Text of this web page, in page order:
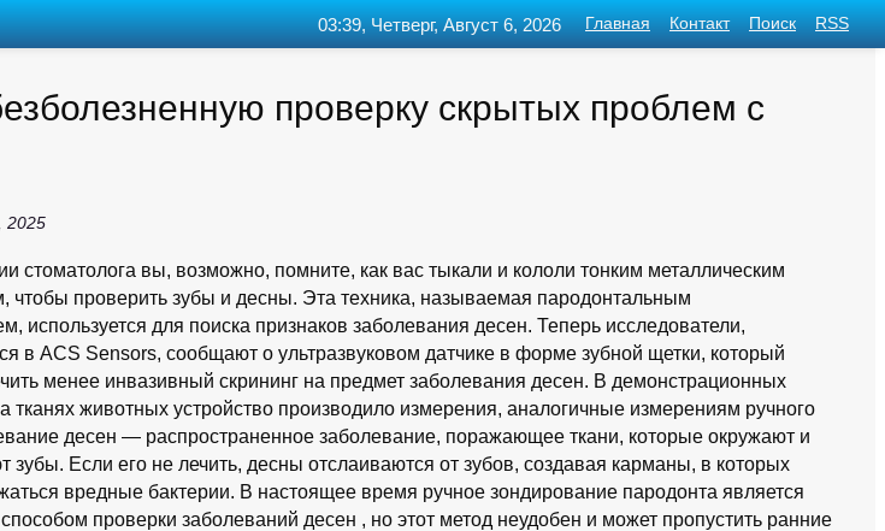
проверку скрытых проблем с
2025
стоматолога вы, возможно, помните, как вас тыкали и кололи тонким металлическим
чтобы проверить зубы и десны. Эта техника, называемая пародонтальным
используется для поиска признаков заболевания десен. Теперь исследователи,
в ACS Sensors, сообщают о ультразвуковом датчике в форме зубной щетки, который
менее инвазивный скрининг на предмет заболевания десен. В демонстрационных
тканях животных устройство производило измерения, аналогичные измерениям ручного
десен — распространенное заболевание, поражающее ткани, которые окружают и
зубы. Если его не лечить, десны отслаиваются от зубов, создавая карманы, в которых
вредные бактерии. В настоящее время ручное зондирование пародонта является
проверки заболеваний десен , но этот метод неудобен и может пропустить ранние
03:39, Четверг, Август 6, 2026 Главная Контакт Поиск RSS